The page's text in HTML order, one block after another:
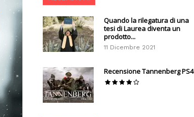
Quando la rilegatura di una
tesi di Laurea diventa un
prodotto...
11 Dicembre 2021
Recensione Tannenberg PS4